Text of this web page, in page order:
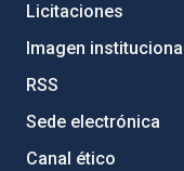
Licitaciones
Imagen institucional
RSS
Sede electrónica
Canal ético